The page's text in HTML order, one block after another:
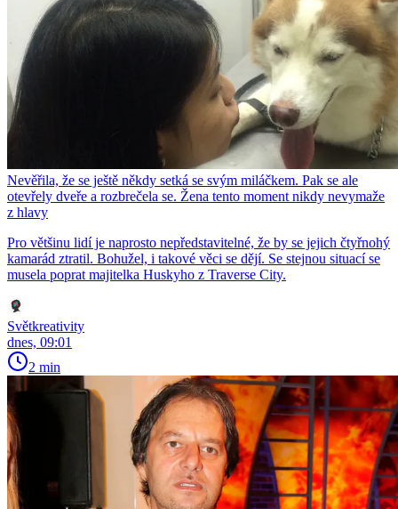
Nevěřila, že se ještě někdy setká se svým miláčkem. Pak se ale
otevřely dveře a rozbrečela se. Žena tento moment nikdy nevymaže
z hlavy
Pro většinu lidí je naprosto nepředstavitelné, že by se jejich čtyřnohý
kamarád ztratil. Bohužel, i takové věci se dějí. Se stejnou situací se
musela poprat majitelka Huskyho z Traverse City.
Světkreativity
dnes, 09:01
2 min